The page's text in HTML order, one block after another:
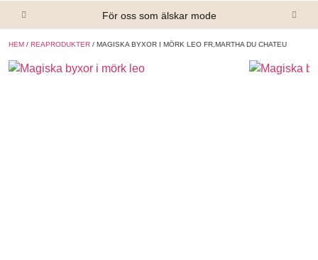
För oss som älskar mode
HEM / REAPRODUKTER / MAGISKA BYXOR I MÖRK LEO FR,MARTHA DU CHATEU